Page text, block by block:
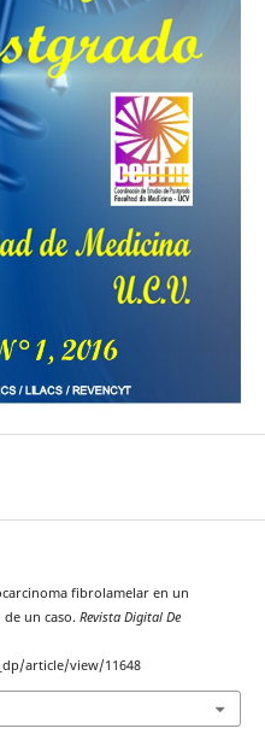
fibrolamelar en un
un caso. Revista Digital De
article/view/11648